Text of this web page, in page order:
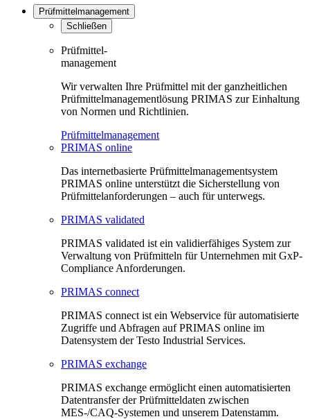
Prüfmittelmanagement
Schließen
Prüfmittel-
management
Wir verwalten Ihre Prüfmittel mit der ganzheitlichen
Prüfmittelmanagementlösung PRIMAS zur Einhaltung
von Normen und Richtlinien.
Prüfmittelmanagement
PRIMAS online
Das internetbasierte Prüfmittelmanagementsystem
PRIMAS online unterstützt die Sicherstellung von
Prüfmittelanforderungen – auch für unterwegs.
PRIMAS validated
PRIMAS validated ist ein validierfähiges System zur
Verwaltung von Prüfmitteln für Unternehmen mit GxP-
Compliance Anforderungen.
PRIMAS connect
PRIMAS connect ist ein Webservice für automatisierte
Zugriffe und Abfragen auf PRIMAS online im
Datensystem der Testo Industrial Services.
PRIMAS exchange
PRIMAS exchange ermöglicht einen automatisierten
Datentransfer der Prüfmitteldaten zwischen
MES-/CAQ-Systemen und unserem Datenstamm.